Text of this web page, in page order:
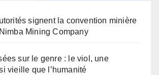
signent la convention minière
Mining Company
sur le genre : le viol, une
vieille que l’humanité